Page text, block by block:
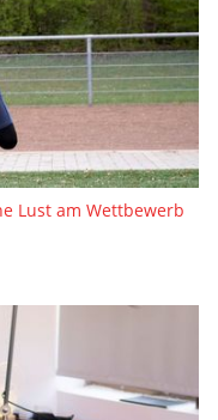
Lust am Wettbewerb